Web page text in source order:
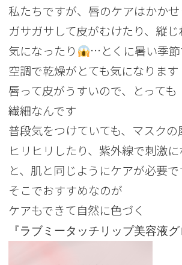
私たちですが、唇のケアはかか
ガサガサして皮がむけたり、縦じ
気になったり
…とくに暑い季
空調で乾燥がとても気になります
唇って皮がうすいので、とっても
繊細なんです
普段気をつけていても、マスクの
ヒリヒリしたり、紫外線で刺激に
と、肌と同じようにケアが必要で
そこでおすすめなのが
ケアもできて自然に色づく
『ラブミータッチリップ美容液グ